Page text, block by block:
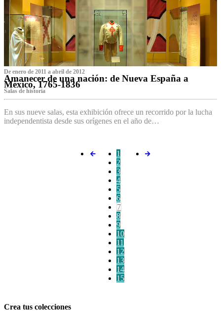
De enero de 2011 a abril de 2012
Amanecer de una nación: de Nueva España a
México, 1765-1836
Salas de historia
En sus nueve salas, esta exhibición ofrece un recorrido por la lucha
independentista desde sus orígenes en el año de…
1
2
3
4
5
6
7
8
9
10
11
12
13
14
15
Crea tus colecciones